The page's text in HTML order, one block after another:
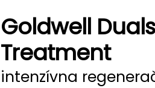
Goldwell
Treatment
intenzívna